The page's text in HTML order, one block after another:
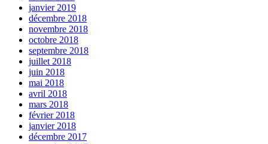
janvier 2019
décembre 2018
novembre 2018
octobre 2018
septembre 2018
juillet 2018
juin 2018
mai 2018
avril 2018
mars 2018
février 2018
janvier 2018
décembre 2017